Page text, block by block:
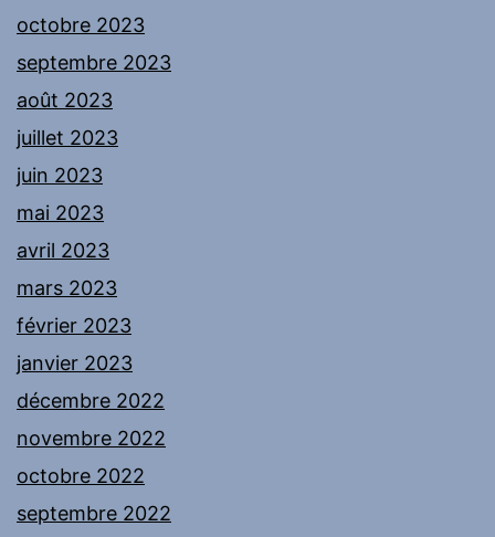
octobre 2023
septembre 2023
août 2023
juillet 2023
juin 2023
mai 2023
avril 2023
mars 2023
février 2023
janvier 2023
décembre 2022
novembre 2022
octobre 2022
septembre 2022